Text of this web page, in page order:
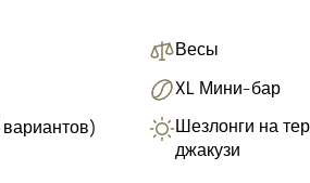
Весы
XL Мини-бар
Шезлонги на
джакузи